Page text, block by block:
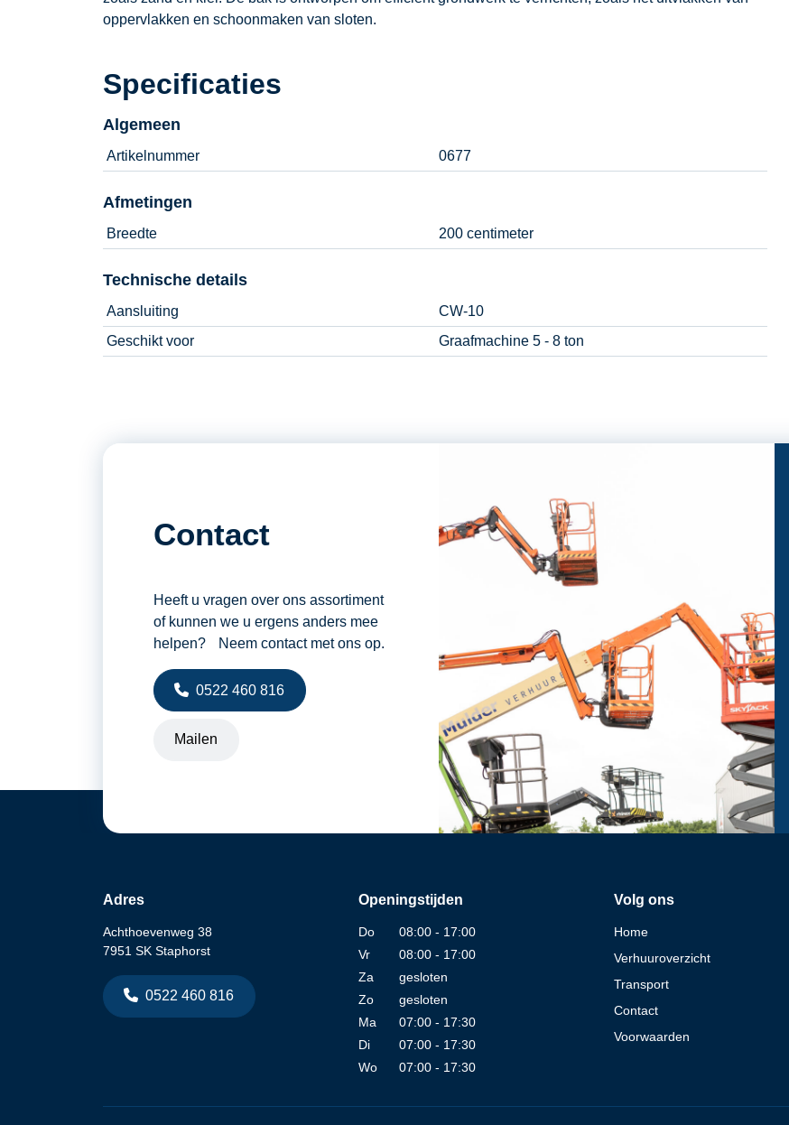
oppervlakken en schoonmaken van sloten.
Specificaties
Algemeen
Artikelnummer 0677
Afmetingen
Breedte 200 centimeter
Technische details
Aansluiting
CW-10
Geschikt voor
Graafmachine 5 - 8 ton
Contact
Heeft u vragen over ons assortiment
of kunnen we u ergens anders mee
helpen? Neem contact met ons op.
0522 460 816
Mailen
Adres
Achthoevenweg 38
7951 SK Staphorst
0522 460 816
Openingstijden
Do
08:00 - 17:00
Vr
08:00 - 17:00
Za
gesloten
Zo
gesloten
Ma
07:00 - 17:30
Di
07:00 - 17:30
Wo
07:00 - 17:30
Volg ons
Home
Verhuuroverzicht
Transport
Contact
Voorwaarden